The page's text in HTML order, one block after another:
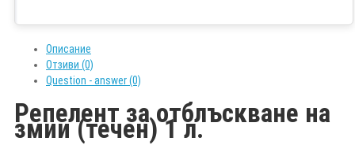
Описание
Отзиви (0)
Question - answer (0)
Репелент за отблъскване на
змии (течен) 1 л.